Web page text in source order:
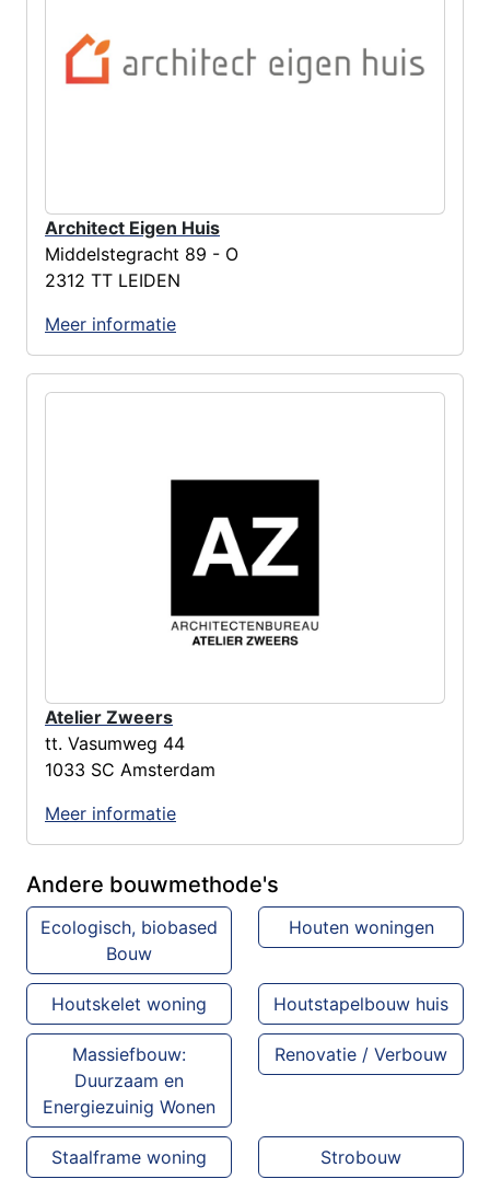
Architect Eigen Huis
Middelstegracht 89 - O
2312 TT LEIDEN
Meer informatie
Atelier Zweers
tt. Vasumweg 44
1033 SC Amsterdam
Meer informatie
Andere bouwmethode's
Ecologisch, biobased
Bouw
Houten woningen
Houtskelet woning Houtstapelbouw huis
Massiefbouw:
Duurzaam en
Energiezuinig Wonen
Renovatie / Verbouw
Staalframe woning Strobouw